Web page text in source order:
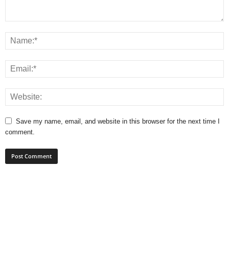
Save my name, email, and website in this browser for the next time I
comment.